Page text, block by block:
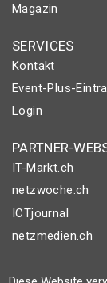
Magazin
SERVICES
Kontakt
Event-Plus-
Login
PARTNER-
IT-Markt.ch
netzwoche.ch
ICTjournal
netzmedien.ch